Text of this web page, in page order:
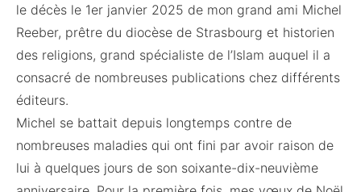
le décès le 1er janvier 2025 de mon grand ami Michel
Reeber, prêtre du diocèse de Strasbourg et historien
des religions, grand spécialiste de l’Islam auquel il a
consacré de nombreuses publications chez différents
éditeurs.
Michel se battait depuis longtemps contre de
nombreuses maladies qui ont fini par avoir raison de
lui à quelques jours de son soixante-dix-neuvième